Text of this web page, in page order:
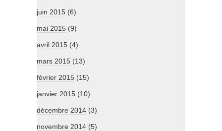
juin 2015 (6)
mai 2015 (9)
avril 2015 (4)
mars 2015 (13)
février 2015 (15)
janvier 2015 (10)
décembre 2014 (3)
novembre 2014 (5)